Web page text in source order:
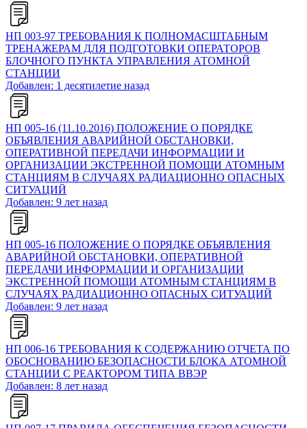
НП 003-97 ТРЕБОВАНИЯ К ПОЛНОМАСШТАБНЫМ
ТРЕНАЖЕРАМ ДЛЯ ПОДГОТОВКИ ОПЕРАТОРОВ
БЛОЧНОГО ПУНКТА УПРАВЛЕНИЯ АТОМНОЙ
СТАНЦИИ
Добавлен: 1 десятилетие назад
НП 005-16 (11.10.2016) ПОЛОЖЕНИЕ О ПОРЯДКЕ
ОБЪЯВЛЕНИЯ АВАРИЙНОЙ ОБСТАНОВКИ,
ОПЕРАТИВНОЙ ПЕРЕДАЧИ ИНФОРМАЦИИ И
ОРГАНИЗАЦИИ ЭКСТРЕННОЙ ПОМОЩИ АТОМНЫМ
СТАНЦИЯМ В СЛУЧАЯХ РАДИАЦИОННО ОПАСНЫХ
СИТУАЦИЙ
Добавлен: 9 лет назад
НП 005-16 ПОЛОЖЕНИЕ О ПОРЯДКЕ ОБЪЯВЛЕНИЯ
АВАРИЙНОЙ ОБСТАНОВКИ, ОПЕРАТИВНОЙ
ПЕРЕДАЧИ ИНФОРМАЦИИ И ОРГАНИЗАЦИИ
ЭКСТРЕННОЙ ПОМОЩИ АТОМНЫМ СТАНЦИЯМ В
СЛУЧАЯХ РАДИАЦИОННО ОПАСНЫХ СИТУАЦИЙ
Добавлен: 9 лет назад
НП 006-16 ТРЕБОВАНИЯ К СОДЕРЖАНИЮ ОТЧЕТА ПО
ОБОСНОВАНИЮ БЕЗОПАСНОСТИ БЛОКА АТОМНОЙ
СТАНЦИИ С РЕАКТОРОМ ТИПА ВВЭР
Добавлен: 8 лет назад